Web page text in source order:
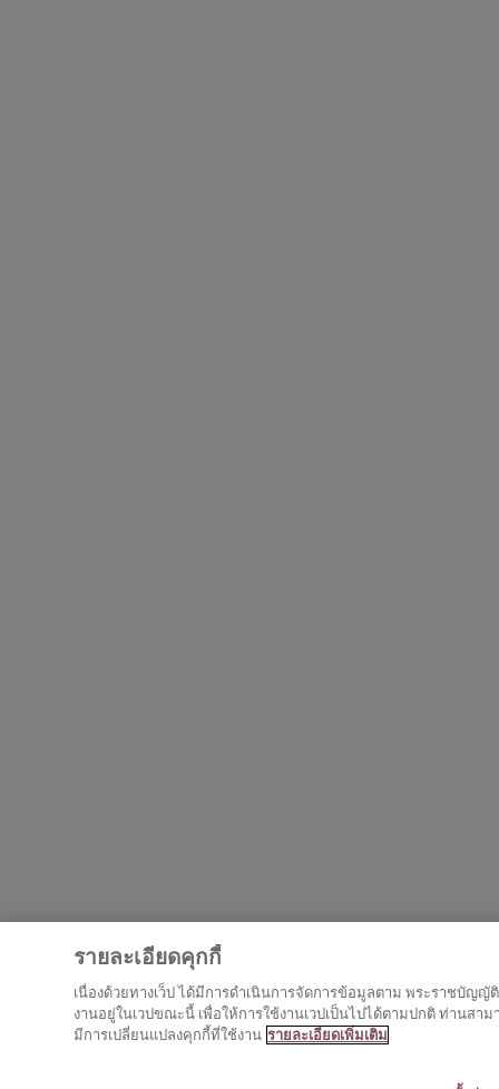
รายละเอียดคุกกี้
เนื่องด้วยทางเว็ป ได้มีการดำเนินการจัดการข้อมูลตาม พระราชบัญ
งานอยู่ในเวปขณะนี้ เพื่อให้การใช้งานเวปเป็นไปได้ตามปกติ ท่านสา
มีการเปลี่ยนแปลงคุกกี้ที่ใช้งาน รายละเอียดเพิ่มเติม